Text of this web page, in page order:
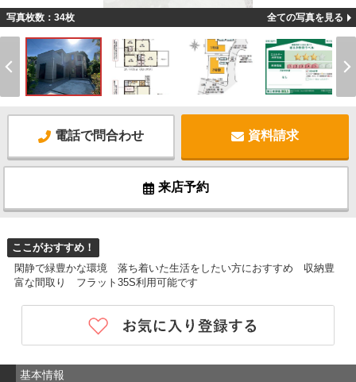
写真枚数：34枚 全ての写真を見る
電話で問合わせ 資料請求
来店予約
ここがおすすめ！
閑静で緑豊かな環境 落ち着いた生活をしたい方におすすめ 収納豊
富な間取り フラット35S利用可能です
基本情報